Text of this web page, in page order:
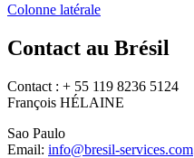
Colonne latérale
Contact au Brésil
Contact : + 55 119 8236 5124
François HÉLAINE
Sao Paulo
Email: info@bresil-services.com